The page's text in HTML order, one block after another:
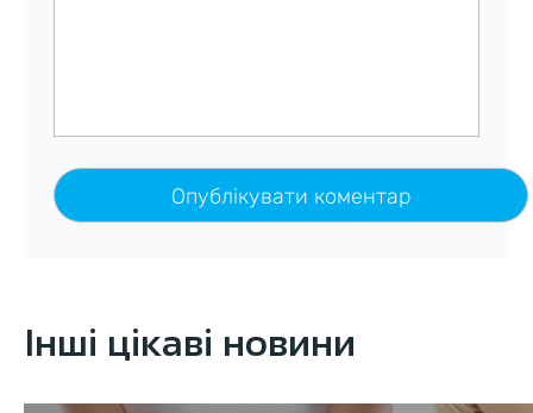
Інші цікаві новини